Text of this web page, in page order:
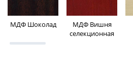
МДФ Шоколад
МДФ Вишня
селекционная